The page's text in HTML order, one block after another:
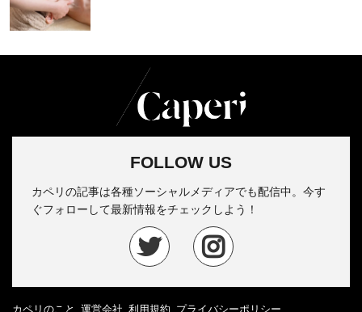
FOLLOW US
カペリの記事は各種ソーシャルメディアでも配信中。今す
ぐフォローして最新情報をチェックしよう！
カペリのこと 運営会社 利用規約 プライバシーポリシー